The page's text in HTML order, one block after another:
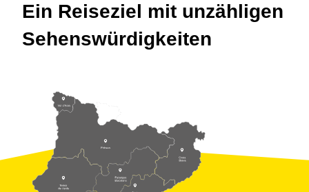
Ein Reiseziel mit unzähligen
Sehenswürdigkeiten